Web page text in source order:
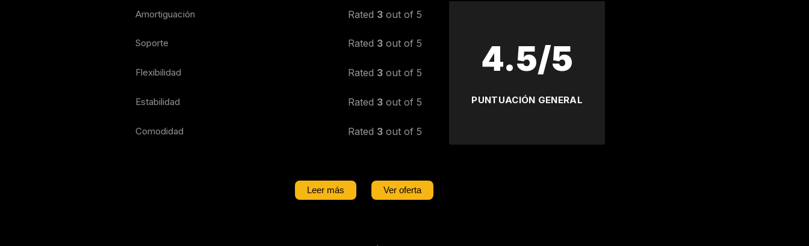
Amortiguación Rated 3 out of 5
Soporte Rated 3 out of 5
Flexibilidad Rated 3 out of 5
Estabilidad Rated 3 out of 5
Comodidad Rated 3 out of 5
4.5/5
PUNTUACIÓN GENERAL
Leer más Ver oferta